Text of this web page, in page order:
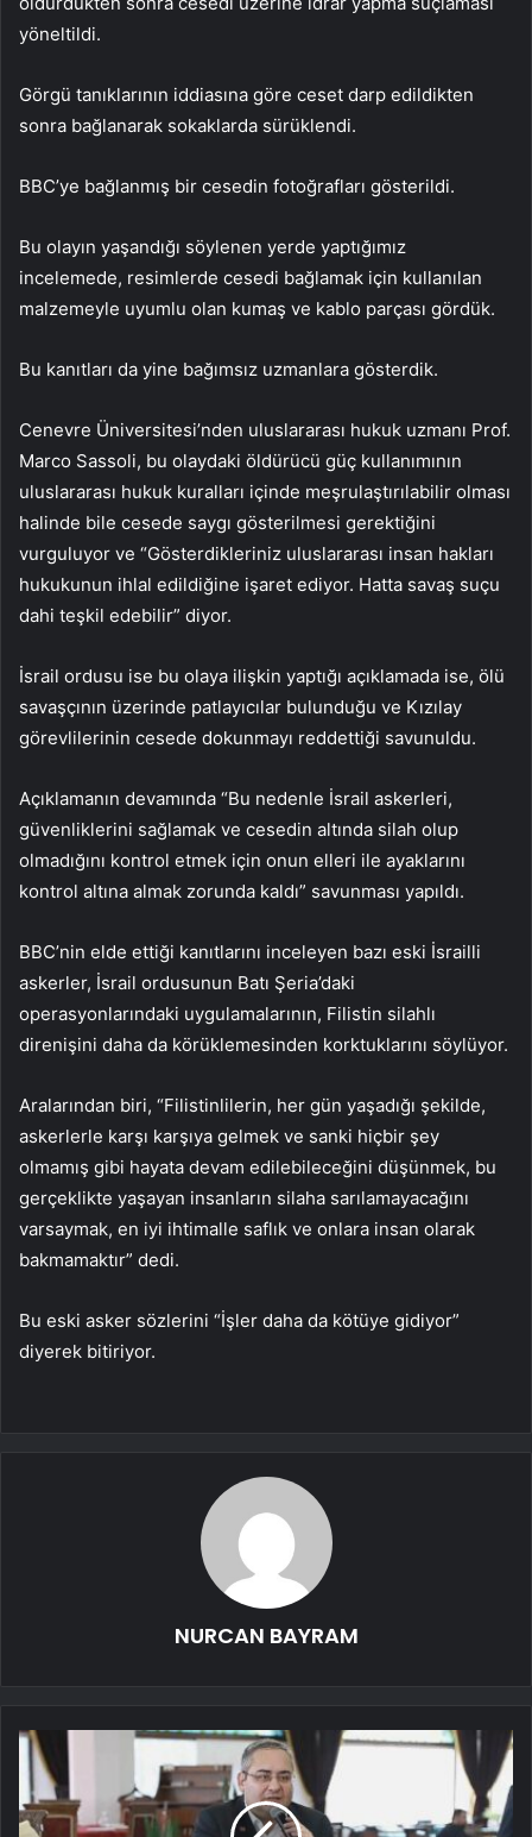
yöneltildi.
Görgü tanıklarının iddiasına göre ceset darp edildikten
sonra bağlanarak sokaklarda sürüklendi.
BBC’ye bağlanmış bir cesedin fotoğrafları gösterildi.
Bu olayın yaşandığı söylenen yerde yaptığımız
incelemede, resimlerde cesedi bağlamak için kullanılan
malzemeyle uyumlu olan kumaş ve kablo parçası gördük.
Bu kanıtları da yine bağımsız uzmanlara gösterdik.
Cenevre Üniversitesi’nden uluslararası hukuk uzmanı Prof.
Marco Sassoli, bu olaydaki öldürücü güç kullanımının
uluslararası hukuk kuralları içinde meşrulaştırılabilir olması
halinde bile cesede saygı gösterilmesi gerektiğini
vurguluyor ve “Gösterdikleriniz uluslararası insan hakları
hukukunun ihlal edildiğine işaret ediyor. Hatta savaş suçu
dahi teşkil edebilir” diyor.
İsrail ordusu ise bu olaya ilişkin yaptığı açıklamada ise, ölü
savaşçının üzerinde patlayıcılar bulunduğu ve Kızılay
görevlilerinin cesede dokunmayı reddettiği savunuldu.
Açıklamanın devamında “Bu nedenle İsrail askerleri,
güvenliklerini sağlamak ve cesedin altında silah olup
olmadığını kontrol etmek için onun elleri ile ayaklarını
kontrol altına almak zorunda kaldı” savunması yapıldı.
BBC’nin elde ettiği kanıtlarını inceleyen bazı eski İsrailli
askerler, İsrail ordusunun Batı Şeria’daki
operasyonlarındaki uygulamalarının, Filistin silahlı
direnişini daha da körüklemesinden korktuklarını söylüyor.
Aralarından biri, “Filistinlilerin, her gün yaşadığı şekilde,
askerlerle karşı karşıya gelmek ve sanki hiçbir şey
olmamış gibi hayata devam edilebileceğini düşünmek, bu
gerçeklikte yaşayan insanların silaha sarılamayacağını
varsaymak, en iyi ihtimalle saflık ve onlara insan olarak
bakmamaktır” dedi.
Bu eski asker sözlerini “İşler daha da kötüye gidiyor”
diyerek bitiriyor.
NURCAN BAYRAM